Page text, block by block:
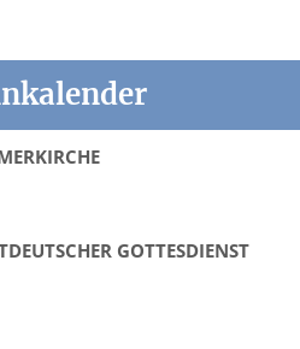
GOTTESDIENST